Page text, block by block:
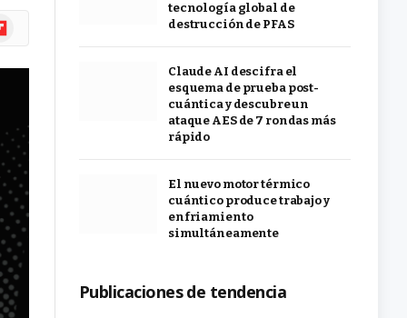
tecnología global de
destrucción de PFAS
Claude AI descifra el
esquema de prueba post-
cuántica y descubre un
ataque AES de 7 rondas más
rápido
El nuevo motor térmico
cuántico produce trabajo y
enfriamiento
simultáneamente
Publicaciones de tendencia